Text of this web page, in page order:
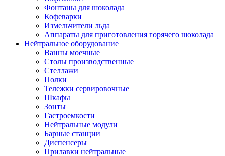
Фонтаны для шоколада
Кофеварки
Измельчители льда
Аппараты для приготовления горячего шоколада
Нейтральное оборудование
Ванны моечные
Столы производственные
Стеллажи
Полки
Тележки сервировочные
Шкафы
Зонты
Гастроемкости
Нейтральные модули
Барные станции
Диспенсеры
Прилавки нейтральные